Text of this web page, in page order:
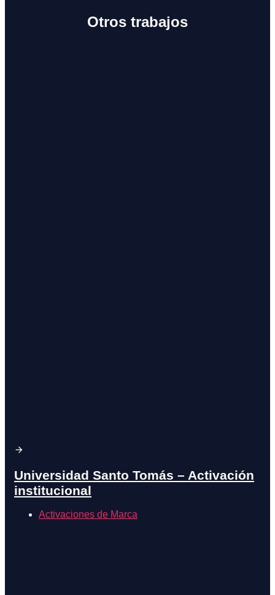
Otros trabajos
Universidad Santo Tomás – Activación
institucional
Activaciones de Marca